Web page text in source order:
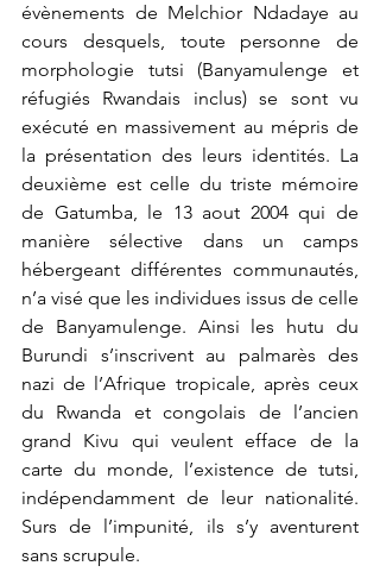
évènements de Melchior Ndadaye au
cours desquels, toute personne de
morphologie tutsi (Banyamulenge et
réfugiés Rwandais inclus) se sont vu
exécuté en massivement au mépris de
la présentation des leurs identités. La
deuxième est celle du triste mémoire
de Gatumba, le 13 aout 2004 qui de
manière sélective dans un camps
hébergeant différentes communautés,
n’a visé que les individues issus de celle
de Banyamulenge. Ainsi les hutu du
Burundi s’inscrivent au palmarès des
nazi de l’Afrique tropicale, après ceux
du Rwanda et congolais de l’ancien
grand Kivu qui veulent efface de la
carte du monde, l’existence de tutsi,
indépendamment de leur nationalité.
Surs de l’impunité, ils s’y aventurent
sans scrupule.